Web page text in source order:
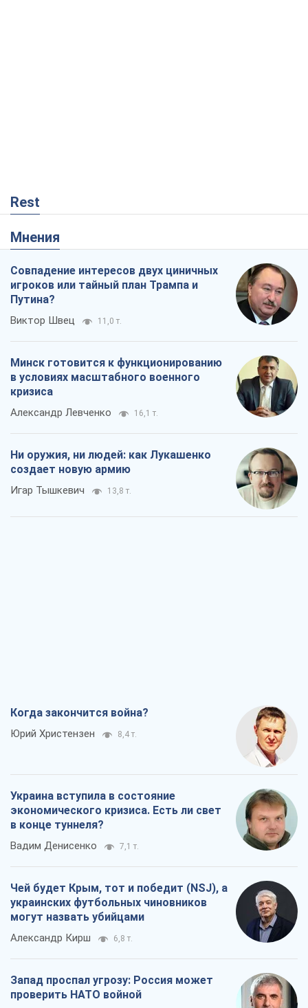
Rest
Мнения
Совпадение интересов двух циничных
игроков или тайный план Трампа и
Путина?
Виктор Швец 11,0 т.
Минск готовится к функционированию
в условиях масштабного военного
кризиса
Александр Левченко 16,1 т.
Ни оружия, ни людей: как Лукашенко
создает новую армию
Игар Тышкевич 13,8 т.
Когда закончится война?
Юрий Христензен 8,4 т.
Украина вступила в состояние
экономического кризиса. Есть ли свет
в конце туннеля?
Вадим Денисенко 7,1 т.
Чей будет Крым, тот и победит (NSJ), а
украинских футбольных чиновников
могут назвать убийцами
Александр Кирш 6,8 т.
Запад проспал угрозу: Россия может
проверить НАТО войной